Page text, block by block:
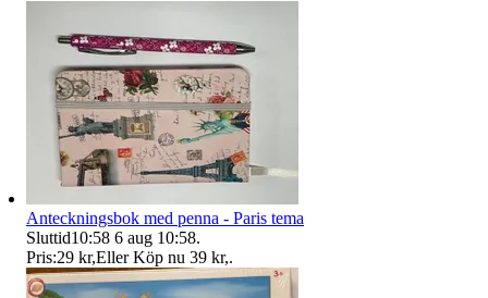
Anteckningsbok med penna - Paris tema
Sluttid10:58 6 aug 10:58.
Pris:29 kr,Eller Köp nu 39 kr,.